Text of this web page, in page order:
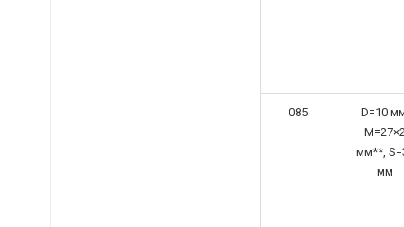
085
D=10
мм**,
мм